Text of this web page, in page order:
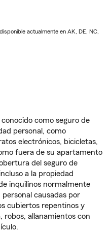
actualmente en AK, DE, NC,
como seguro de
personal, como
electrónicos, bicicletas,
fuera de su apartamento
del seguro de
a la propiedad
inquilinos normalmente
causadas por
cubiertos repentinos y
robos, allanamientos con